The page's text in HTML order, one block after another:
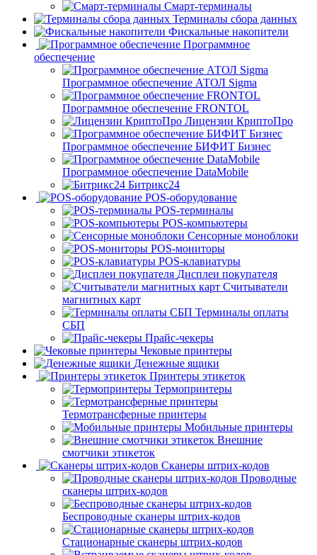
Смарт-терминалы
Терминалы сбора данных
Фискальные накопители
Программное
обеспечение
Программное обеспечение АТОЛ Sigma
Программное обеспечение FRONTOL
Лицензии КриптоПро
Программное обеспечение БИФИТ Бизнес
Программное обеспечение DataMobile
Битрикс24
POS-оборудование
POS-терминалы
POS-компьютеры
Сенсорные моноблоки
POS-мониторы
POS-клавиатуры
Дисплеи покупателя
Считыватели
магнитных карт
Терминалы оплаты
СБП
Прайс-чекеры
Чековые принтеры
Денежные ящики
Принтеры этикеток
Термопринтеры
Термотрансферные принтеры
Мобильные принтеры
Внешние
смотчики этикеток
Сканеры штрих-кодов
Проводные
сканеры штрих-кодов
Беспроводные сканеры штрих-кодов
Стационарные сканеры штрих-кодов